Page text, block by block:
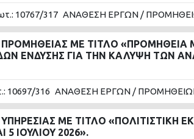
10767/317 ΑΝΑΘΕΣΗ ΕΡΓΩΝ /
ΜΕ ΤΙΤΛΟ
ΕΝΔΥΣΗΣ ΓΙΑ ΤΗΝ ΚΑΛΥΨΗ ΤΩΝ
10697/316 ΑΝΑΘΕΣΗ ΕΡΓΩΝ /
ΜΕ ΤΙΤΛΟ «ΠΟΛΙΤΙΣΤΙΚΗ
ΙΟΥΛΙΟΥ 2026».